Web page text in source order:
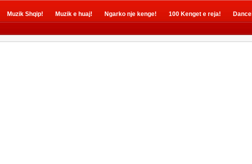
Muzik Shqip! Muzik e huaj! Ngarko nje kenge! 100 Kenget e reja!